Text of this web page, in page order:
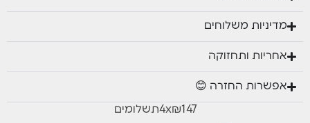
מדיניות משלוחים
אחריות ותחזוקה
אפשרות החזרה 😊
₪147
x
4תשלומים